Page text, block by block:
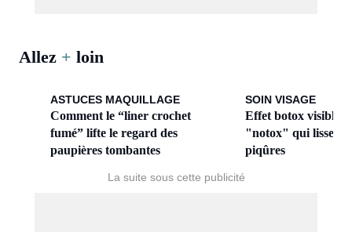
Allez + loin
ASTUCES MAQUILLAGE
Comment le “liner crochet
fumé” lifte le regard des
paupières tombantes
SOIN VISAGE
Effet botox visible :
"notox" qui lisse les
piqûres